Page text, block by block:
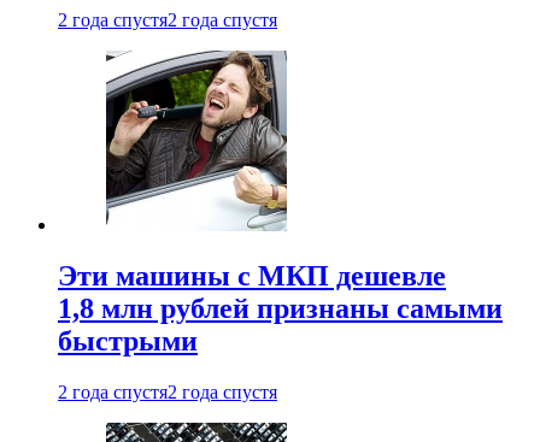
2 года спустя2 года спустя
Эти машины с МКП дешевле
1,8 млн рублей признаны самыми
быстрыми
2 года спустя2 года спустя